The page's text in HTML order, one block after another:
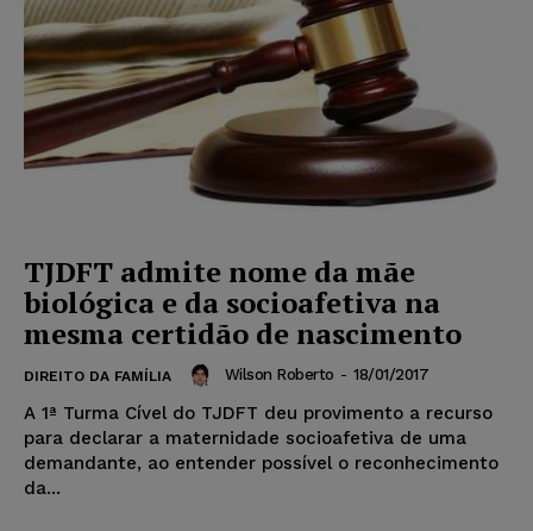
TJDFT admite nome da mãe
biológica e da socioafetiva na
mesma certidão de nascimento
DIREITO DA FAMÍLIA Wilson Roberto - 18/01/2017
A 1ª Turma Cível do TJDFT deu provimento a recurso
para declarar a maternidade socioafetiva de uma
demandante, ao entender possível o reconhecimento
da...